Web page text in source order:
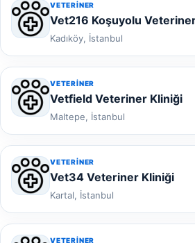
VETERINER
Vet216 Koşuyolu
Kadıköy, İstanbul
VETERINER
Vetfield Veteriner Kliniği
Maltepe, İstanbul
VETERINER
Vet34 Veteriner Kliniği
Kartal, İstanbul
VETERINER